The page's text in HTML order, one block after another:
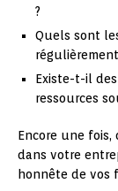
?
Quels sont
Existe-t-il
ressources
Encore une fois,
dans votre
honnête de vos